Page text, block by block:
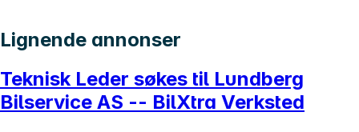
Lignende annonser
Teknisk Leder søkes til Lundberg
Bilservice AS -- BilXtra Verksted